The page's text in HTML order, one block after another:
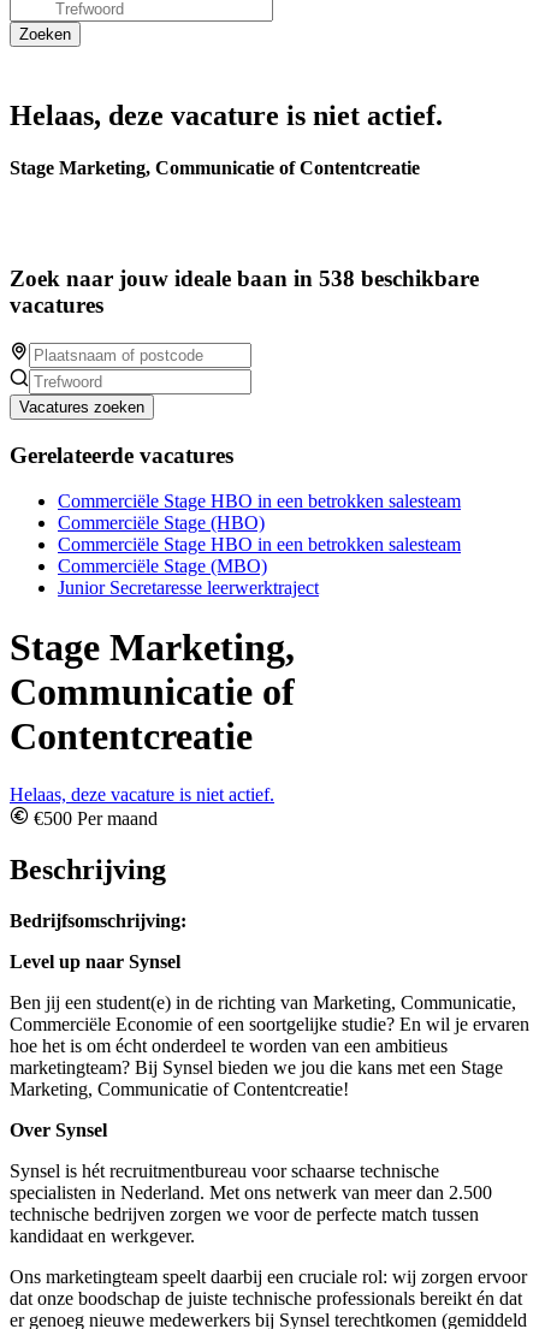
Helaas, deze vacature is niet actief.
Stage Marketing, Communicatie of Contentcreatie
Zoek naar jouw ideale baan in 538 beschikbare
vacatures
Vacatures zoeken
Gerelateerde vacatures
Commerciële Stage HBO in een betrokken salesteam
Commerciële Stage (HBO)
Commerciële Stage HBO in een betrokken salesteam
Commerciële Stage (MBO)
Junior Secretaresse leerwerktraject
Stage Marketing,
Communicatie of
Contentcreatie
Helaas, deze vacature is niet actief.
€500 Per maand
Beschrijving
Bedrijfsomschrijving:
Level up naar Synsel
Ben jij een student(e) in de richting van Marketing, Communicatie,
Commerciële Economie of een soortgelijke studie? En wil je ervaren
hoe het is om écht onderdeel te worden van een ambitieus
marketingteam? Bij Synsel bieden we jou die kans met een Stage
Marketing, Communicatie of Contentcreatie!
Over Synsel
Synsel is hét recruitmentbureau voor schaarse technische
specialisten in Nederland. Met ons netwerk van meer dan 2.500
technische bedrijven zorgen we voor de perfecte match tussen
kandidaat en werkgever.
Ons marketingteam speelt daarbij een cruciale rol: wij zorgen ervoor
dat onze boodschap de juiste technische professionals bereikt én dat
er genoeg nieuwe medewerkers bij Synsel terechtkomen (gemiddeld